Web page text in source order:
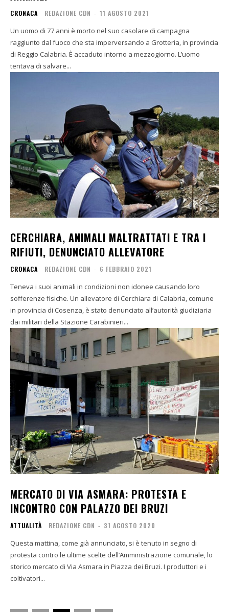
CRONACA REDAZIONE CDN - 11 AGOSTO 2021
Un uomo di 77 anni è morto nel suo casolare di campagna
raggiunto dal fuoco che sta imperversando a Grotteria, in provincia
di Reggio Calabria. È accaduto intorno a mezzogiorno. L’uomo
tentava di salvare...
CERCHIARA, ANIMALI MALTRATTATI E TRA I
RIFIUTI, DENUNCIATO ALLEVATORE
CRONACA REDAZIONE CDN - 6 FEBBRAIO 2021
Teneva i suoi animali in condizioni non idonee causando loro
sofferenze fisiche. Un allevatore di Cerchiara di Calabria, comune
in provincia di Cosenza, è stato denunciato all’autorità giudiziaria
dai militari della Stazione Carabinieri...
MERCATO DI VIA ASMARA: PROTESTA E
INCONTRO CON PALAZZO DEI BRUZI
ATTUALITÀ REDAZIONE CDN - 31 AGOSTO 2020
Questa mattina, come già annunciato, si è tenuto in segno di
protesta contro le ultime scelte dell’Amministrazione comunale, lo
storico mercato di Via Asmara in Piazza dei Bruzi. I produttori e i
coltivatori...